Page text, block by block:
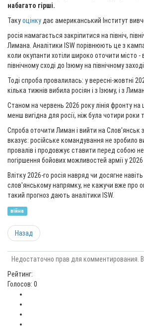
набагато гірші.
Такуоцінку дає американський Інститут
росія намагається закріпитися на північ,
Лимана. Аналітики ISW порівнюють це з
коли окупанти хотіли широко оточити місто -
північному сході до Ізюму на північному заході.
Тоді спроба провалилась: у вересні-жовтні
кілька тижнів вибила росіян і з Ізюму, і з
Станом на червень 2026 року лінія фронту
менш вигідна для росії, ніж була чотири роки
Спроба оточити Лиман і вийти на Слов'янськ
вказує: російське командування не зробило
провалів і продовжує ставити перед собою
погіршення бойових можливостей армії у 2026
Влітку 2026-го росія навряд чи досягне
слов'янському напрямку, не кажучи вже про
такий прогноз дають аналітики ISW.
війна
Назад
Недостаточно прав для комментирования.
Рейтинг:
Голосов: 0